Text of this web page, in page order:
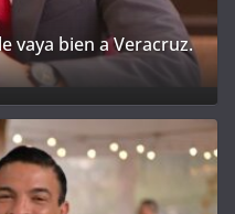
vaya bien a Veracruz.